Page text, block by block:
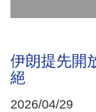
伊朗提先開
絕
2026/04/29